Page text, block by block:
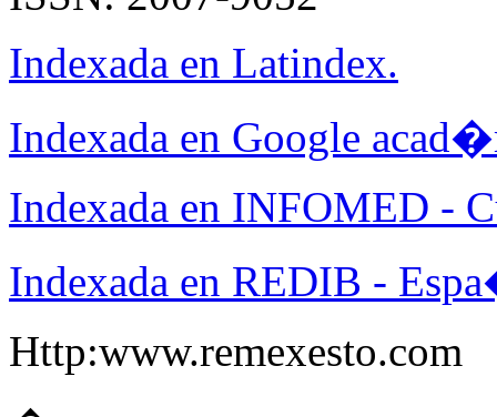
Indexada en Latindex.
Indexada en Google
Indexada en INFOMED -
Indexada en REDIB -
Http:www.remexesto.com